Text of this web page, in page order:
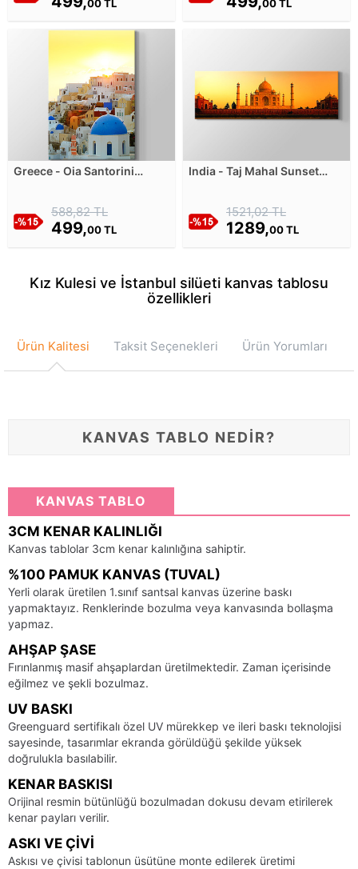
00 TL 00 TL
Greece - Oia Santorini
588,82 TL
499,00 TL
India - Taj Mahal Sunset
1521,02 TL
1289,00 TL
Kız Kulesi ve İstanbul silüeti kanvas tablosu
özellikleri
Ürün Kalitesi Taksit Seçenekleri Ürün Yorumları
KANVAS TABLO NEDİR?
KANVAS TABLO
3CM KENAR KALINLIĞI
Kanvas tablolar 3cm kenar kalınlığına sahiptir.
%100 PAMUK KANVAS (TUVAL)
Yerli olarak üretilen 1.sınıf santsal kanvas üzerine baskı
yapmaktayız. Renklerinde bozulma veya kanvasında bollaşma
yapmaz.
AHŞAP ŞASE
Fırınlanmış masif ahşaplardan üretilmektedir. Zaman içerisinde
eğilmez ve şekli bozulmaz.
UV BASKI
Greenguard sertifikalı özel UV mürekkep ve ileri baskı teknolojisi
sayesinde, tasarımlar ekranda görüldüğü şekilde yüksek
doğrulukla basılabilir.
KENAR BASKISI
Orijinal resmin bütünlüğü bozulmadan dokusu devam etirilerek
kenar payları verilir.
ASKI VE ÇIVI
Askısı ve çivisi tablonun üsütüne monte edilerek üretimi